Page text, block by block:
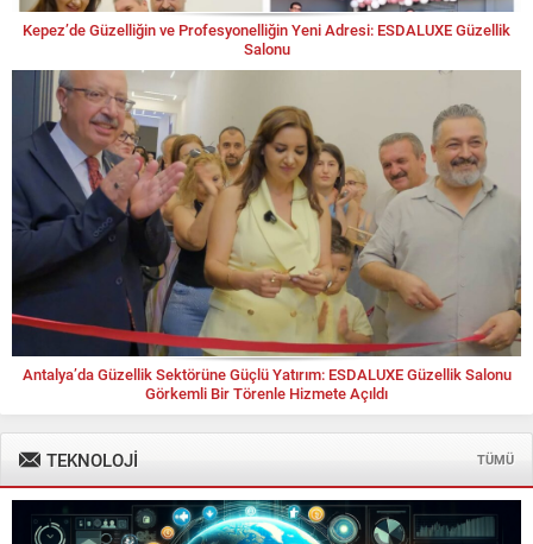
Kepez’de Güzelliğin ve Profesyonelliğin Yeni Adresi: ESDALUXE Güzellik
Salonu
Antalya’da Güzellik Sektörüne Güçlü Yatırım: ESDALUXE Güzellik Salonu
Görkemli Bir Törenle Hizmete Açıldı
TEKNOLOJİ TÜMÜ